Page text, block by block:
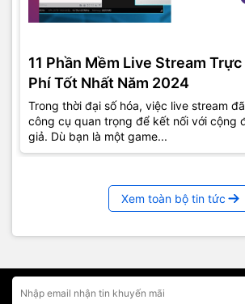
11 Phần Mềm Live Stream
Phí Tốt Nhất Năm 2024
Trong thời đại số hóa, việc live stream
công cụ quan trọng để kết nối với cộng
giả. Dù bạn là một game...
Xem toàn bộ tin tức